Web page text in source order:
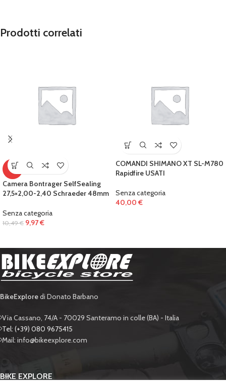
Prodotti correlati
-5%
Camera Bontrager SelfSealing
27,5×2,00-2,40 Schraeder 48mm
Senza categoria
10,49€ 9,97€
COMANDI SHIMANO XT SL-M780
Rapidfire USATI
Senza categoria
40,00 €
BikeExploredi Donato Barbano
Via Cassano, 74/A - 70029 Santeramo in colle (BA) - Italia
Tel: (+39) 080 9675415
Mail: info@bikeexplore.com
BIKE EXPLORE